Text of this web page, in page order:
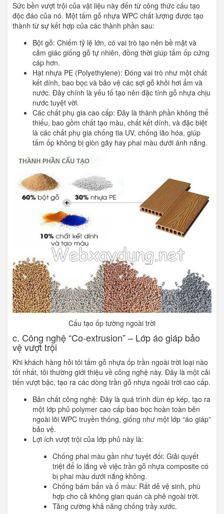
Sức bền vượt trội của vật liệu này đến từ công thức cấu tạo
độc đáo của nó. Một tấm gỗ nhựa WPC chất lượng được tạo
thành từ sự kết hợp của các thành phần sau:
Bột gỗ: Chiếm tỷ lệ lớn, có vai trò tạo nên bề mặt và
cảm giác giống gỗ tự nhiên, đồng thời giúp tấm ốp cứng
cáp hơn.
Hạt nhựa PE (Polyethylene): Đóng vai trò như một chất
kết dính, bao bọc và bảo vệ các sợi gỗ khỏi hơi ẩm và
nước. Đây chính là yếu tố tạo nên đặc tính gỗ nhựa chịu
nước tuyệt vời.
Các chất phụ gia cao cấp: Đây là thành phần không thể
thiếu, bao gồm chất tạo màu, chất kết dính, và đặc biệt
là các chất phụ gia chống tia UV, chống lão hóa, giúp
tấm ốp không bị giòn gãy hay phai màu dưới ánh nắng.
Cấu tạo ốp tường ngoài trời
c. Công nghệ “Co-extrusion” – Lớp áo giáp bảo
vệ vượt trội
Khi khách hàng hỏi tôi tấm gỗ nhựa ốp trần ngoài trời loại nào
tốt nhất, tôi thường giới thiệu về công nghệ này. Đây là một cải
tiến vượt bậc, tạo ra các dòng trần gỗ nhựa ngoài trời cao cấp.
Bản chất công nghệ: Đây là quá trình đùn ép kép, tạo ra
một lớp phủ polymer cao cấp bao bọc hoàn toàn bên
ngoài lõi WPC truyền thống, giống như một lớp “áo giáp”
bảo vệ.
Lợi ích vượt trội của lớp phủ này là:
Chống phai màu gần như tuyệt đối: Giải quyết
triệt để lo lắng về việc trần gỗ nhựa composite có
bị phai màu dưới nắng không.
Chống bám bẩn và ố màu: Rất dễ vệ sinh, phù
hợp cho cả không gian quán cà phê ngoài trời.
Tăng cường khả năng chống trầy xước.